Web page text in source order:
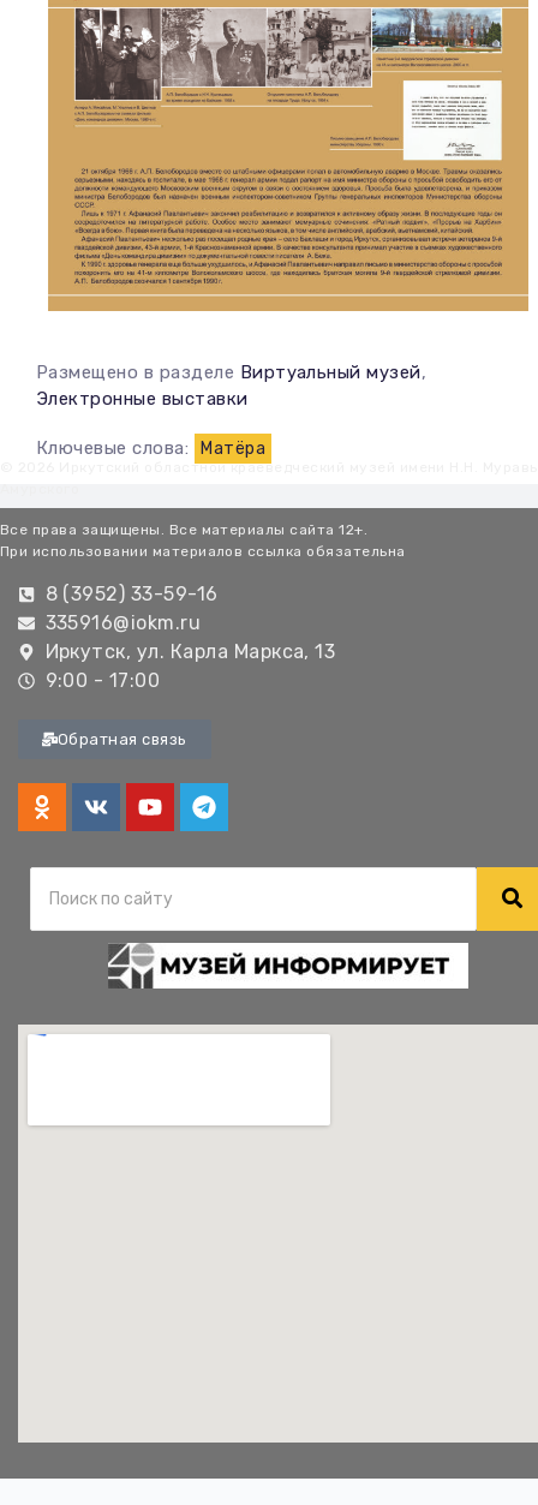
Размещено в разделе Виртуальный музей,
Электронные выставки
Ключевые слова: Матёра
© 2026 Иркутский областной краеведческий музей имени Н.Н.
Все права защищены. Все материалы сайта 12+.
При использовании материалов ссылка обязательна
8 (3952) 33-59-16
335916@iokm.ru
Иркутск, ул. Карла Маркса, 13
9:00 - 17:00
Обратная связь